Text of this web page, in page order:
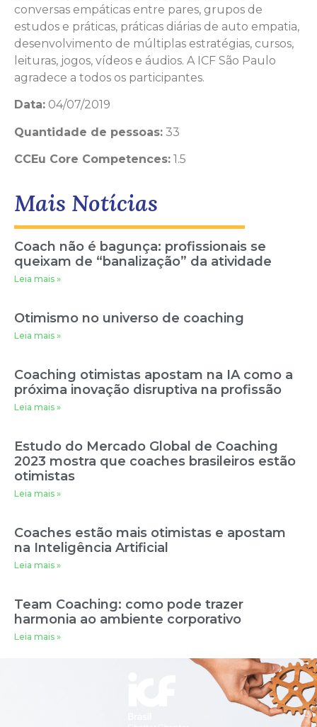
conversas empáticas entre pares, grupos de
estudos e práticas, práticas diárias de auto empatia,
desenvolvimento de múltiplas estratégias, cursos,
leituras, jogos, vídeos e áudios. A ICF São Paulo
agradece a todos os participantes.
Data: 04/07/2019
Quantidade de pessoas: 33
CCEu Core Competences: 1.5
Mais Notícias
Coach não é bagunça: profissionais se
queixam de “banalização” da atividade
Leia mais »
Otimismo no universo de coaching
Leia mais »
Coaching otimistas apostam na IA como a
próxima inovação disruptiva na profissão
Leia mais »
Estudo do Mercado Global de Coaching
2023 mostra que coaches brasileiros estão
otimistas
Leia mais »
Coaches estão mais otimistas e apostam
na Inteligência Artificial
Leia mais »
Team Coaching: como pode trazer
harmonia ao ambiente corporativo
Leia mais »